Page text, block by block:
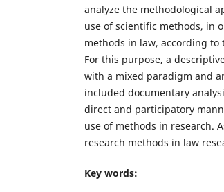
analyze the methodological
use of scientific methods, in
methods in law, according
For this purpose, a
with a mixed paradigm and
included documentary
direct and participatory
use of methods in research.
research methods in law
Key words: